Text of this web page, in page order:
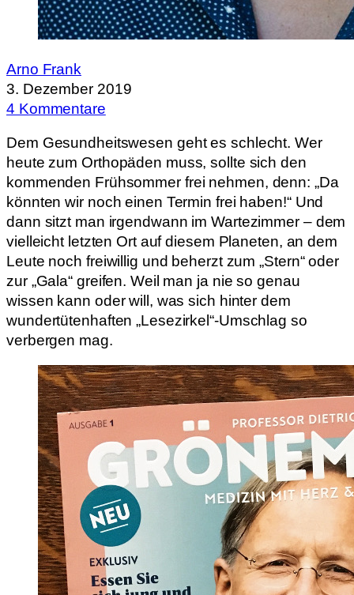
Arno Frank
3. Dezember 2019
4 Kommentare
Dem Gesundheitswesen geht es schlecht. Wer
heute zum Orthopäden muss, sollte sich den
kommenden Frühsommer frei nehmen, denn: „Da
könnten wir noch einen Termin frei haben!“ Und
dann sitzt man irgendwann im Wartezimmer – dem
vielleicht letzten Ort auf diesem Planeten, an dem
Leute noch freiwillig und beherzt zum „Stern“ oder
zur „Gala“ greifen. Weil man ja nie so genau
wissen kann oder will, was sich hinter dem
wundertütenhaften „Lesezirkel“-Umschlag so
verbergen mag.